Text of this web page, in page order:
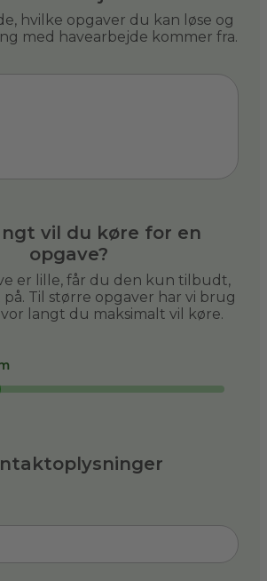
hvilke opgaver du kan løse og
med havearbejde kommer fra.
vil du køre for en
opgave?
er lille, får du den kun tilbudt,
Til større opgaver har vi brug
langt du maksimalt vil køre.